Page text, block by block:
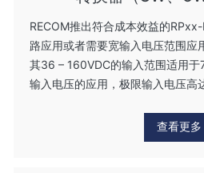
RECOM推出符合成本效益的
路应用或者需要宽输入电压范围应
其36 – 160VDC的输入范围适用
输入电压的应用，极限输入电压高
查看更多